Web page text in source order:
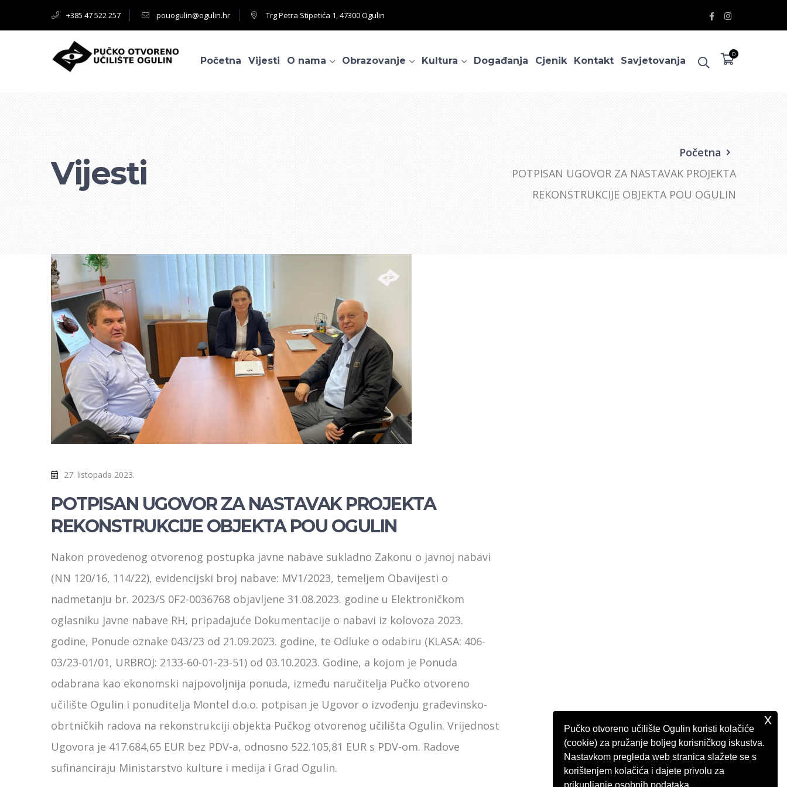
+385 47 522 257 pouogulin@ogulin.hr Trg Petra Stipetića 1, 47300 Ogulin
Facebook
Profile
Instagram
Profile
0
Početna Vijesti O nama Obrazovanje Kultura Događanja Cjenik Kontakt Savjetovanja
Vijesti
Početna
POTPISAN UGOVOR ZA NASTAVAK PROJEKTA
REKONSTRUKCIJE OBJEKTA POU OGULIN
27. listopada 2023.
POTPISAN UGOVOR ZA NASTAVAK PROJEKTA
REKONSTRUKCIJE OBJEKTA POU OGULIN
Nakon provedenog otvorenog postupka javne nabave sukladno Zakonu o javnoj nabavi
(NN 120/16, 114/22), evidencijski broj nabave: MV1/2023, temeljem Obavijesti o
nadmetanju br. 2023/S 0F2-0036768 objavljene 31.08.2023. godine u Elektroničkom
oglasniku javne nabave RH, pripadajuće Dokumentacije o nabavi iz kolovoza 2023.
godine, Ponude oznake 043/23 od 21.09.2023. godine, te Odluke o odabiru (KLASA: 406-
03/23-01/01, URBROJ: 2133-60-01-23-51) od 03.10.2023. Godine, a kojom je Ponuda
odabrana kao ekonomski najpovoljnija ponuda, između naručitelja Pučko otvoreno
učilište Ogulin i ponuditelja Montel d.o.o. potpisan je Ugovor o izvođenju građevinsko-
obrtničkih radova na rekonstrukciji objekta Pučkog otvorenog učilišta Ogulin. Vrijednost
Ugovora je 417.684,65 EUR bez PDV-a, odnosno 522.105,81 EUR s PDV-om. Radove
sufinanciraju Ministarstvo kulture i medija i Grad Ogulin.
Pučko otvoreno učilište Ogulin koristi kolačiće
(cookie) za pružanje boljeg korisničkog iskustva.
Nastavkom pregleda web stranica slažete se s
korištenjem kolačića i dajete privolu za
prikupljanje osobnih podataka.
x